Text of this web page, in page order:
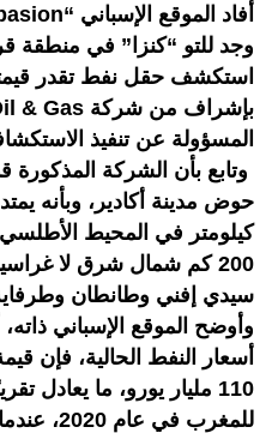
وجد للتو “كنزا” في منطقة
استكشف حقل نفط تقدر
المسؤولة عن تنفيذ
وتابع بأن الشركة
كيلومتر في المحيط
200 كم شمال شرق لا
سيدي إفني وطانطان
وأوضح الموقع الإسباني
أسعار النفط الحالية، فإن
110 مليار يورو، ما يعادل
للمغرب في عام 2020، عندما بلغ 112 مليار دولار.